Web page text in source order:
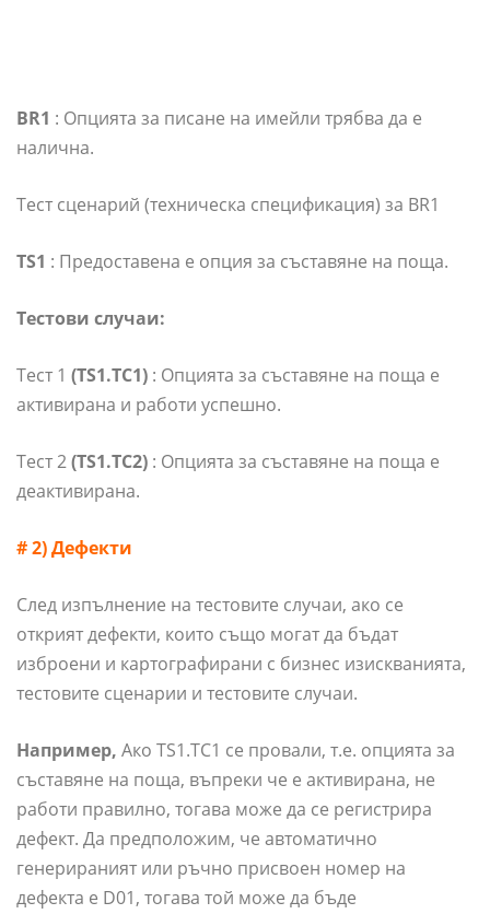
BR1 : Опцията за писане на имейли трябва да е
налична.
Тест сценарий (техническа спецификация) за BR1
TS1 : Предоставена е опция за съставяне на поща.
Тестови случаи:
Тест 1 (TS1.TC1) : Опцията за съставяне на поща е
активирана и работи успешно.
Тест 2(TS1.TC2) : Опцията за съставяне на поща е
деактивирана.
# 2) Дефекти
След изпълнение на тестовите случаи, ако се
открият дефекти, които също могат да бъдат
изброени и картографирани с бизнес изискванията,
тестовите сценарии и тестовите случаи.
Например, Ако TS1.TC1 се провали, т.е. опцията за
съставяне на поща, въпреки че е активирана, не
работи правилно, тогава може да се регистрира
дефект. Да предположим, че автоматично
генерираният или ръчно присвоен номер на
дефекта е D01, тогава той може да бъде